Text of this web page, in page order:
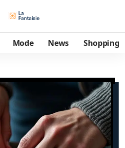
Mode News Shopping